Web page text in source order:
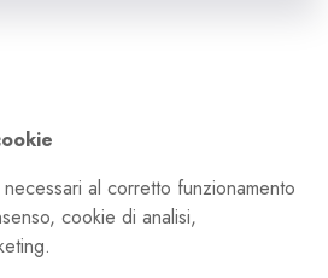
al corretto funzionamento
cookie di analisi,